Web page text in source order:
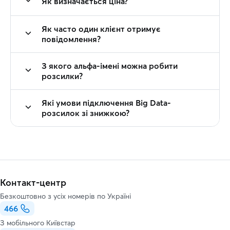
Як часто один клієнт отримує
повідомлення?
З якого альфа-імені можна робити
розсилки?
Які умови підключення Big Data-
розсилок зі знижкою?
Контакт-центр
Безкоштовно з усіх номерів по Україні
466
З мобільного Київстар